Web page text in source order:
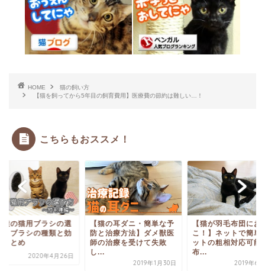
HOME
猫の飼い方
【猫を飼ってから5年目の飼育費用】医療費の節約は難しい…！
こちらもおススメ！
の耳ダニ・簡単な予
治療方法】ダメ獣医
治療を受けて失敗
【猫が羽毛布団におしっ
こ！】ネットで簡単！ペ
ットの粗相対応可能な
布...
2019年6月24日
短毛種の猫用ブラシ